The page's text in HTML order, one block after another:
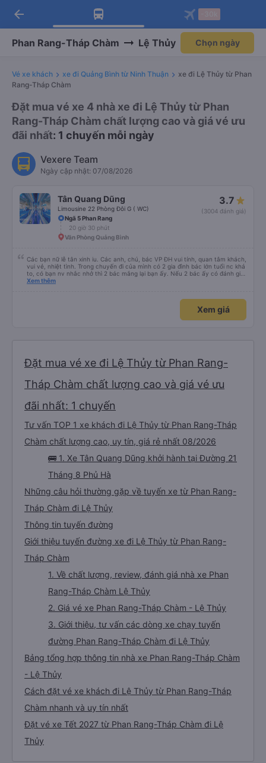
Tải app Vexere ngay!
Nhận ưu đãi thành viên độc
Mở app
Tải app Vexere
-30k/ghế khi đặt vé máy bay qua
Mở app
arrow_back
Phan Rang-Tháp Chàm Lệ Thủy Chọn ngày
Vé xe khách xe đi Quảng Bình từ Ninh Thuận
xe đi Lệ Thủy từ Phan
Rang-Tháp Chàm
Đặt mua vé xe 4 nhà xe đi Lệ Thủy từ Phan
Rang-Tháp Chàm chất lượng cao và giá vé ưu
đãi nhất: 1 chuyến mỗi ngày
Vexere Team
Ngày cập nhật: 07/08/2026
Tân Quang Dũng
Limousine 22 Phòng Đôi G ( WC)
3.7
(3004 đánh giá)
Ngã 5 Phan Rang
20 giờ 30 phút
Văn Phòng Quảng Bình
Các bạn nữ lễ tân xinh iu. Các anh, chú, bác VP ĐH vui tính, quan tâm khách,
vui vẻ, nhiệt tình. Trong chuyến đi của mình có 2 gia đình bác lớn tuổi nc khá
to, có bạn nv nhắc nhở thì 2 bác mắng lại bạn ấy. Nếu 2 bác ấy có đánh giá
xấu thì mình ngược lại nha. Bạn ấy nhắc nhở rất đúng. 2 bác nói rất to. To
bạn ấy nha. Nếu bạn ấy bị trừ thì bảo bạn ấy liên hệ sđt của mình, mình hỗ
trợ ạ. Số mình đuôi 666, chuyến ĐH-NT ngày 16/1. À các bạn nữ lễ tân xinh
iu còn đổi cho mình phòng đơn sang đôi xong còn note là (một mình) yêu
Xem thêm
Xem giá
Đặt mua vé xe đi Lệ Thủy từ Phan Rang-
Tháp Chàm chất lượng cao và giá vé ưu
đãi nhất: 1 chuyến
Tư vấn TOP 1 xe khách đi Lệ Thủy từ Phan Rang-Tháp
Chàm chất lượng cao, uy tín, giá rẻ nhất 08/2026
🚌 1. Xe Tân Quang Dũng khởi hành tại Đường 21
Tháng 8 Phủ Hà
Những câu hỏi thường gặp về tuyến xe từ Phan Rang-
Tháp Chàm đi Lệ Thủy
Thông tin tuyến đường
Giới thiệu tuyến đường xe đi Lệ Thủy từ Phan Rang-
Tháp Chàm
1. Về chất lượng, review, đánh giá nhà xe Phan
Rang-Tháp Chàm Lệ Thủy
2. Giá vé xe Phan Rang-Tháp Chàm - Lệ Thủy
3. Giới thiệu, tư vấn các dòng xe chạy tuyến
đường Phan Rang-Tháp Chàm đi Lệ Thủy
Bảng tổng hợp thông tin nhà xe Phan Rang-Tháp Chàm
- Lệ Thủy
Cách đặt vé xe khách đi Lệ Thủy từ Phan Rang-Tháp
Chàm nhanh và uy tín nhất
Đặt vé xe Tết 2027 từ Phan Rang-Tháp Chàm đi Lệ
Thủy